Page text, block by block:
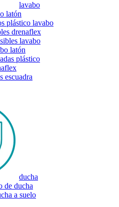
lavabo
latón
plástico lavabo
drenaflex
lavabo
latón
plástico
escuadra
ducha
de ducha
a suelo